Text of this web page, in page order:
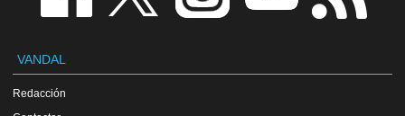
VANDAL
Redacción